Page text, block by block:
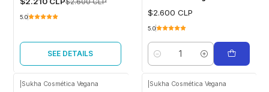
Out of stock
5.0
SEE DETAILS
$2.600 CLP
5.0
Quantity
Sukha Cosmética Vegana Sukha Cosmética Vegana